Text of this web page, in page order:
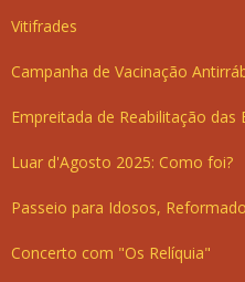
Vitifrades
Campanha de Vacinação
Empreitada de Reabilitação das
Luar d'Agosto 2025: Como foi?
Passeio para Idosos,
Concerto com "Os Relíquia"